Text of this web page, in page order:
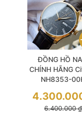
ĐỒNG HỒ
CHÍNH HÃNG
NH8353-
Black Dial
Leather
6.400.000₫